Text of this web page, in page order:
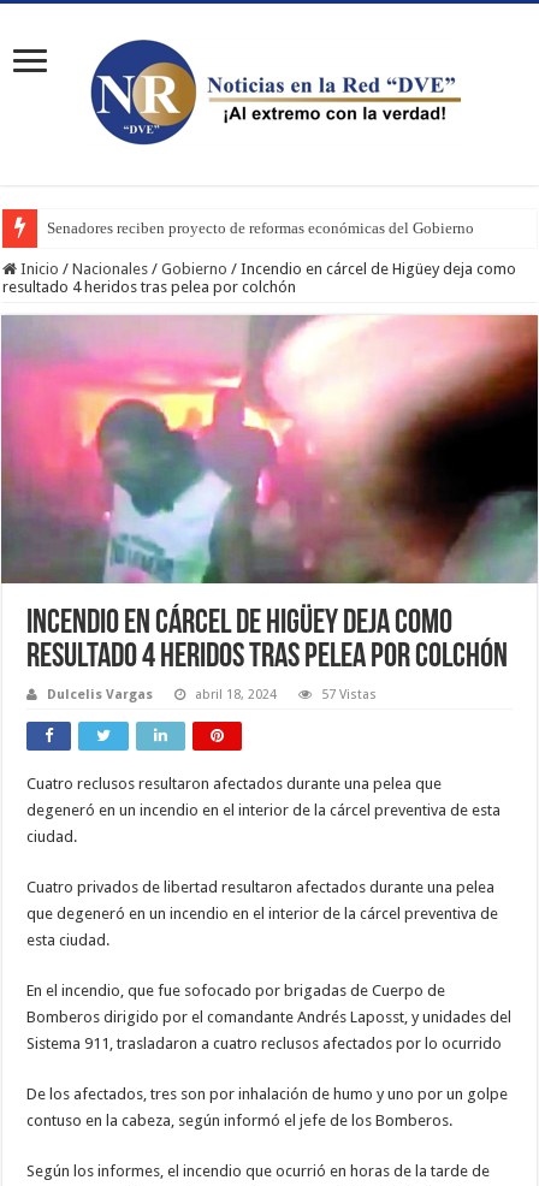
Senadores reciben proyecto de reformas económicas del Gobierno
Inicio / Nacionales / Gobierno / Incendio en cárcel de Higüey deja como
resultado 4 heridos tras pelea por colchón
Incendio en cárcel de Higüey deja como
resultado 4 heridos tras pelea por colchón
Dulcelis Vargas abril 18, 2024 57 Vistas
Cuatro reclusos resultaron afectados durante una pelea que
degeneró en un incendio en el interior de la cárcel preventiva de esta
ciudad.
Cuatro privados de libertad resultaron afectados durante una pelea
que degeneró en un incendio en el interior de la cárcel preventiva de
esta ciudad.
En el incendio, que fue sofocado por brigadas de Cuerpo de
Bomberos dirigido por el comandante Andrés Laposst, y unidades del
Sistema 911, trasladaron a cuatro reclusos afectados por lo ocurrido
De los afectados, tres son por inhalación de humo y uno por un golpe
contuso en la cabeza, según informó el jefe de los Bomberos.
Según los informes, el incendio que ocurrió en horas de la tarde de